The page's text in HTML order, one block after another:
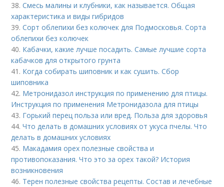
38.Смесь малины и клубники, как называется. Общая
характеристика и виды гибридов
39.Сорт облепихи без колючек для Подмосковья. Сорта
облепихи без колючек
40. Кабачки, какие лучше посадить. Самые лучшие сорта
кабачков для открытого грунта
41. Когда собирать шиповник и как сушить. Сбор
шиповника
42. Метронидазол инструкция по применению для птицы.
Инструкция по применения Метронидазола для птицы
43. Горький перец польза или вред. Польза для здоровья
44.Что делать в домашних условиях от укуса пчелы. Что
делать в домашних условиях
45. Макадамия орех полезные свойства и
противопоказания. Что это за орех такой? История
возникновения
46. Терен полезные свойства рецепты. Состав и лечебные